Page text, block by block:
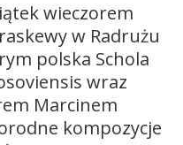
wieczorem
w Radrużu
polska Schola
wraz
Marcinem
kompozycje